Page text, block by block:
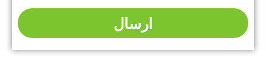
ارسال